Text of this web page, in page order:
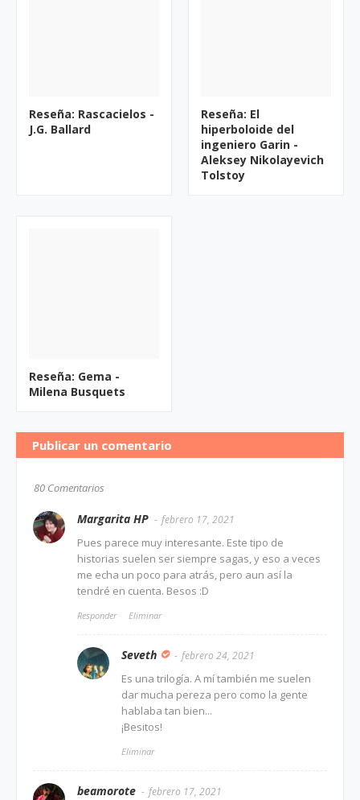
Reseña: Rascacielos -
J.G. Ballard
Reseña: El
hiperboloide del
ingeniero Garin -
Aleksey Nikolayevich
Tolstoy
Reseña: Gema -
Milena Busquets
Publicar un comentario
80 Comentarios
Margarita HP febrero 17, 2021
Pues parece muy interesante. Este tipo de
historias suelen ser siempre sagas, y eso a veces
me echa un poco para atrás, pero aun así la
tendré en cuenta. Besos :D
Responder Eliminar
Seveth febrero 24, 2021
Es una trilogía. A mí también me suelen
dar mucha pereza pero como la gente
hablaba tan bien...
¡Besitos!
Eliminar
beamorote febrero 17, 2021